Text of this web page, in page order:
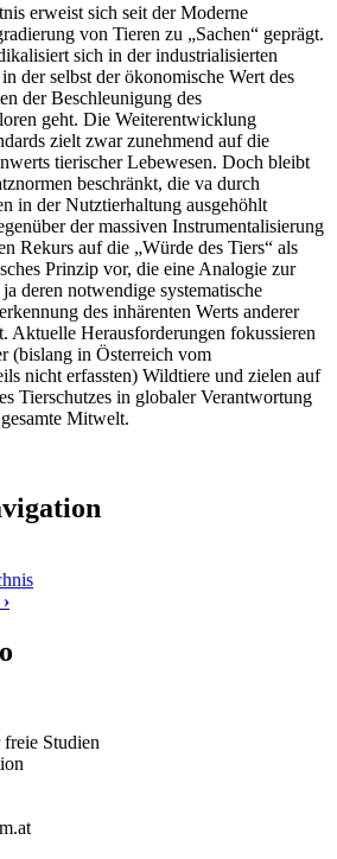
erweist sich seit der Moderne
von Tieren zu „Sachen“ geprägt.
sich in der industrialisierten
der selbst der ökonomische Wert des
der Beschleunigung des
geht. Die Weiterentwicklung
zielt zwar zunehmend auf die
tierischer Lebewesen. Doch bleibt
beschränkt, die va durch
in der Nutztierhaltung ausgehöhlt
der massiven Instrumentalisierung
Rekurs auf die „Würde des Tiers“ als
Prinzip vor, die eine Analogie zur
deren notwendige systematische
des inhärenten Werts anderer
Aktuelle Herausforderungen fokussieren
(bislang in Österreich vom
nicht erfassten) Wildtiere und zielen auf
Tierschutzes in globaler Verantwortung
Mitwelt.
›
Studien